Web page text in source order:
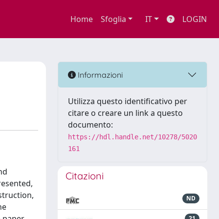
Home Sfoglia IT LOGIN
Informazioni
Utilizza questo identificativo per
citare o creare un link a questo
documento:
https://hdl.handle.net/10278/5020
161
Citazioni
ND